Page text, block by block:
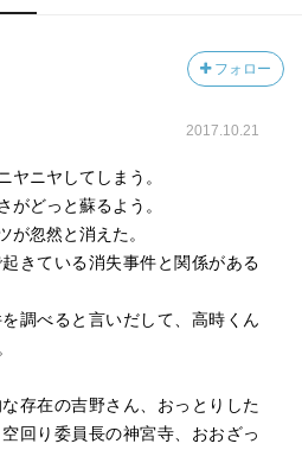
フォロー
2017.10.21
ヤニヤしてしまう。
がどっと蘇るよう。
が忽然と消えた。
きている消失事件と関係がある
調べると言いだして、高時くん
存在の吉野さん、おっとりした
回り委員長の神宮寺、おおざっ